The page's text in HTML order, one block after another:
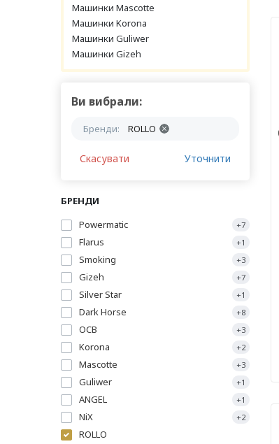
Машинки Mascotte
Машинки Korona
Машинки Guliwer
Машинки Gizeh
Ви вибрали:
Бренди: ROLLO
Скасувати Уточнити
БРЕНДИ
Powermatic
+7
Flarus +1
Smoking +3
Gizeh +7
Silver Star +1
Dark Horse +8
OCB +3
Korona +2
Mascotte +3
Guliwer +1
ANGEL +1
NiX +2
ROLLO